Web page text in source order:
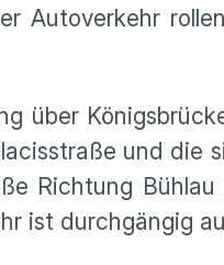
Autoverkehr
über
und die
Richtung
ist durchgängig